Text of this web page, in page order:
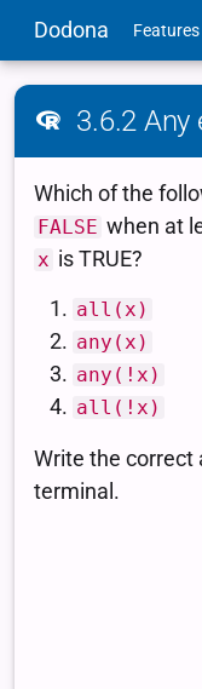
Dodona Features
3.6.2 Any